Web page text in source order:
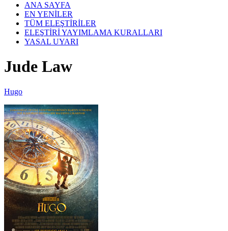
ANA SAYFA
EN YENİLER
TÜM ELEŞTİRİLER
ELEŞTİRİ YAYIMLAMA KURALLARI
YASAL UYARI
Jude Law
Hugo